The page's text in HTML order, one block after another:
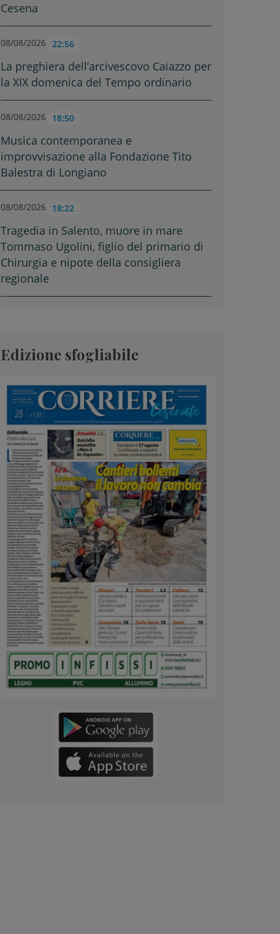
Cesena
08/08/2026 22:56
La preghiera dell’arcivescovo Caiazzo per
la XIX domenica del Tempo ordinario
08/08/2026 18:50
Musica contemporanea e
improvvisazione alla Fondazione Tito
Balestra di Longiano
08/08/2026 18:22
Tragedia in Salento, muore in mare
Tommaso Ugolini, figlio del primario di
Chirurgia e nipote della consigliera
regionale
Edizione sfogliabile